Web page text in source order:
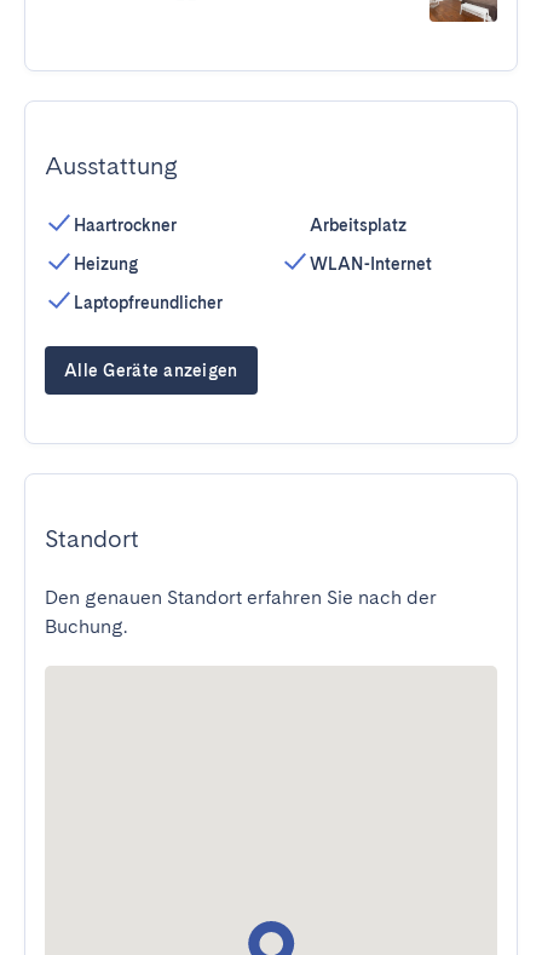
Ausstattung
Haartrockner
Heizung
Laptopfreundlicher
Arbeitsplatz
WLAN-Internet
Alle Geräte anzeigen
Standort
Den genauen Standort erfahren Sie nach der
Buchung.